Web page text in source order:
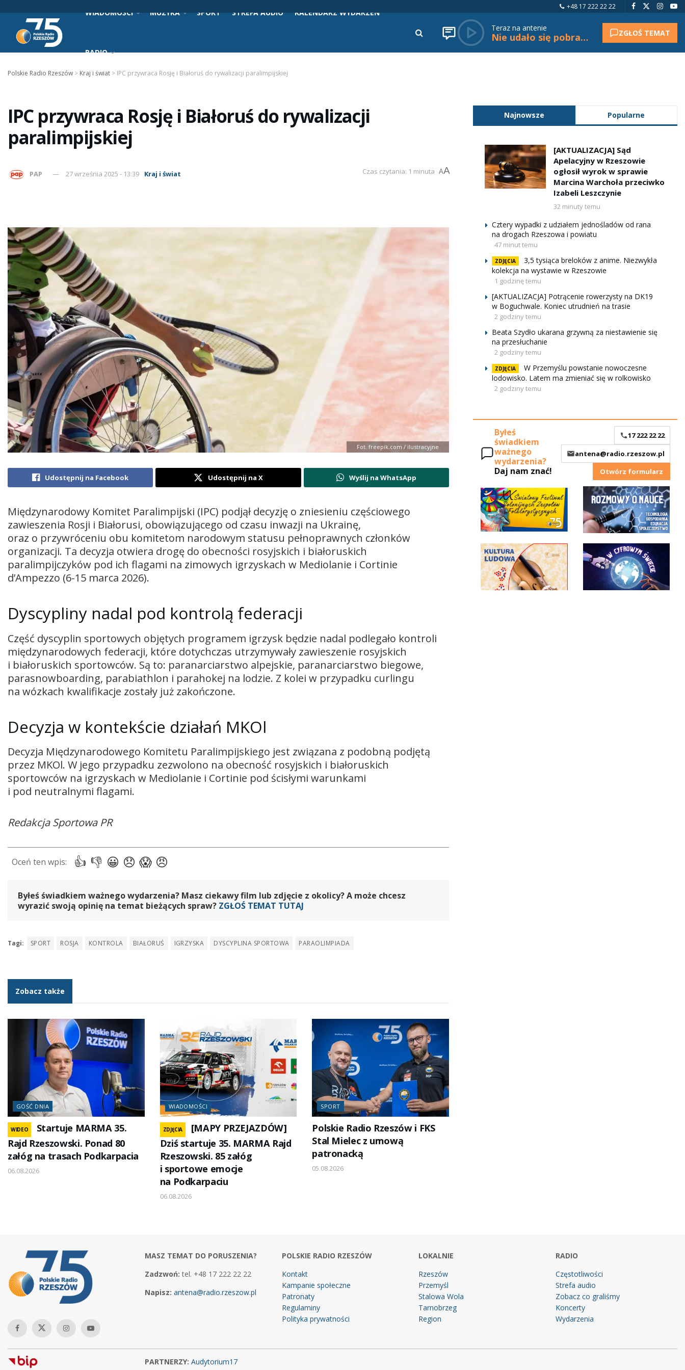
+48 17 222 22 22
WIADOMOŚCI MUZYKA SPORT STREFA AUDIO KALENDARZ WYDARZEŃ
RADIO
Teraz na antenie
Nie udało się pobrać tytułu. ZGŁOŚ TEMAT
Polskie Radio Rzeszów > Kraj i świat > IPC przywraca Rosję i Białoruś do rywalizacji paralimpijskiej
IPC przywraca Rosję i Białoruś do rywalizacji
paralimpijskiej
PAP 27 września 2025 - 13:39 Kraj i świat Czas czytania: 1 minuta AA
Fot. freepik.com / ilustracyjne
Udostępnij na Facebook Udostępnij na X Wyślij na WhatsApp
Międzynarodowy Komitet Paralimpijski (IPC) podjął decyzję o zniesieniu częściowego
zawieszenia Rosji i Białorusi, obowiązującego od czasu inwazji na Ukrainę,
oraz o przywróceniu obu komitetom narodowym statusu pełnoprawnych członków
organizacji. Ta decyzja otwiera drogę do obecności rosyjskich i białoruskich
paralimpijczyków pod ich flagami na zimowych igrzyskach w Mediolanie i Cortinie
d’Ampezzo (6-15 marca 2026).
Dyscypliny nadal pod kontrolą federacji
Część dyscyplin sportowych objętych programem igrzysk będzie nadal podlegało kontroli
międzynarodowych federacji, które dotychczas utrzymywały zawieszenie rosyjskich
i białoruskich sportowców. Są to: paranarciarstwo alpejskie, paranarciarstwo biegowe,
parasnowboarding, parabiathlon i parahokej na lodzie. Z kolei w przypadku curlingu
na wózkach kwalifikacje zostały już zakończone.
Decyzja w kontekście działań MKOl
Decyzja Międzynarodowego Komitetu Paralimpijskiego jest związana z podobną podjętą
przez MKOl. W jego przypadku zezwolono na obecność rosyjskich i białoruskich
sportowców na igrzyskach w Mediolanie i Cortinie pod ścisłymi warunkami
i pod neutralnymi flagami.
Redakcja Sportowa PR
Byłeś świadkiem ważnego wydarzenia? Masz ciekawy film lub zdjęcie z okolicy? A może chcesz
wyrazić swoją opinię na temat bieżących spraw? ZGŁOŚ TEMAT TUTAJ
Tagi: SPORT ROSJA KONTROLA BIAŁORUŚ IGRZYSKA DYSCYPLINA SPORTOWA PARAOLIMPIADA
Zobacz także
GOŚĆ DNIA
WIDEO
Startuje MARMA 35.
Rajd Rzeszowski. Ponad 80
załóg na trasach Podkarpacia
06.08.2026
WIADOMOŚCI
ZDJĘCIA
[MAPY PRZEJAZDÓW]
Dziś startuje 35. MARMA Rajd
Rzeszowski. 85 załóg
i sportowe emocje
na Podkarpaciu
06.08.2026
SPORT
Polskie Radio Rzeszów i FKS
Stal Mielec z umową
patronacką
05.08.2026
Najnowsze Popularne
[AKTUALIZACJA] Sąd
Apelacyjny w Rzeszowie
ogłosił wyrok w sprawie
Marcina Warchoła przeciwko
Izabeli Leszczynie
32 minuty temu
Cztery wypadki z udziałem jednośladów od rana
na drogach Rzeszowa i powiatu
47 minut temu
ZDJĘCIA
3,5 tysiąca breloków z anime. Niezwykła
kolekcja na wystawie w Rzeszowie
1 godzinę temu
[AKTUALIZACJA] Potrącenie rowerzysty na DK19
w Boguchwale. Koniec utrudnień na trasie
2 godziny temu
Beata Szydło ukarana grzywną za niestawienie się
na przesłuchanie
2 godziny temu
ZDJĘCIA
W Przemyślu powstanie nowoczesne
lodowisko. Latem ma zmieniać się w rolkowisko
2 godziny temu
Byłeś
świadkiem
ważnego
wydarzenia?
Daj nam znać!
17 222 22 22
antena@radio.rzeszow.pl
Otwórz formularz
MASZ TEMAT DO PORUSZENIA?
Zadzwoń: tel. +48 17 222 22 22
Napisz: antena@radio.rzeszow.pl
POLSKIE RADIO RZESZÓW
Kontakt
Kampanie społeczne
Patronaty
Regulaminy
Polityka prywatności
LOKALNIE
Rzeszów
Przemyśl
Stalowa Wola
Tarnobrzeg
Region
RADIO
Częstotliwości
Strefa audio
Zobacz co graliśmy
Koncerty
Wydarzenia
PARTNERZY: Audytorium17